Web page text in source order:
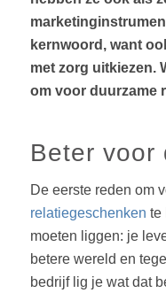
kernwoord, want
met zorg uitkiezen.
om voor duurzame
Beter voor
De eerste reden om
relatiegeschenken te
moeten liggen: je
betere wereld en
bedrijf lig je wat dat